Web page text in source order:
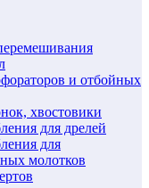
и отбойных
хвостовики
для дрелей
для
молотков